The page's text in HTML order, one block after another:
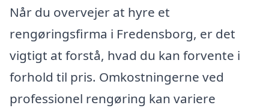
Når du overvejer at hyre et
rengøringsfirma i Fredensborg, er det
vigtigt at forstå, hvad du kan forvente i
forhold til pris. Omkostningerne ved
professionel rengøring kan variere